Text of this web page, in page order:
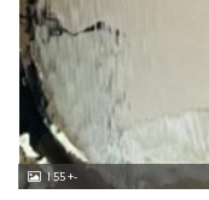
I 55 +-